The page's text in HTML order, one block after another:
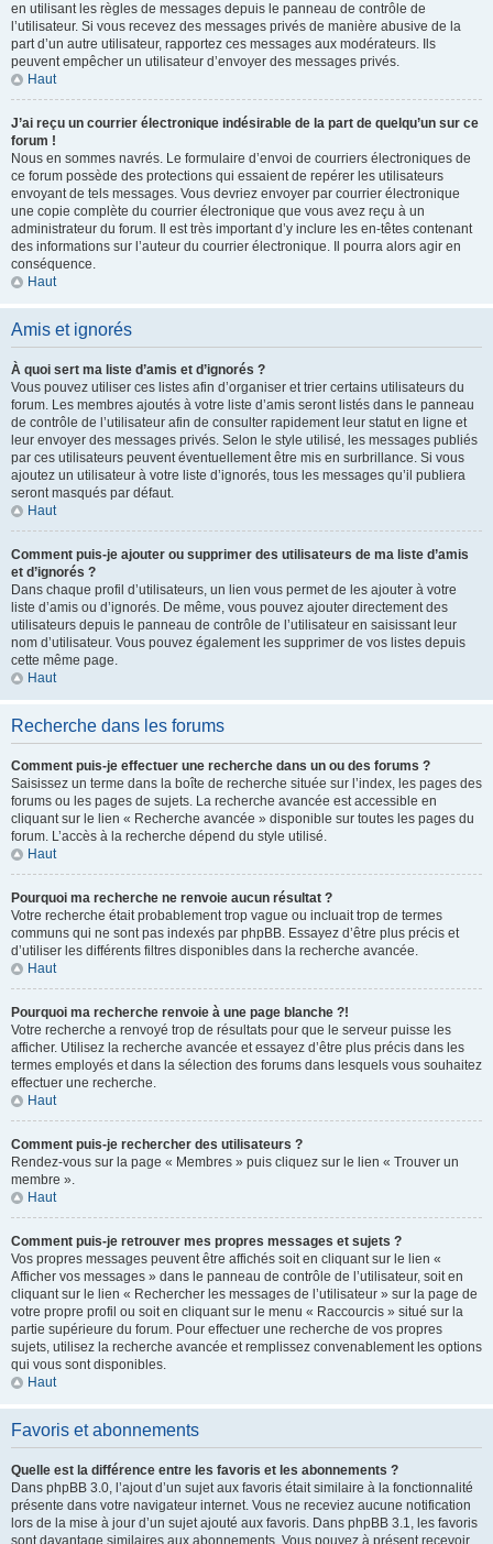
en utilisant les règles de messages depuis le panneau de contrôle de
l’utilisateur. Si vous recevez des messages privés de manière abusive de la
part d’un autre utilisateur, rapportez ces messages aux modérateurs. Ils
peuvent empêcher un utilisateur d’envoyer des messages privés.
Haut
J’ai reçu un courrier électronique indésirable de la part de quelqu’un sur ce
forum !
Nous en sommes navrés. Le formulaire d’envoi de courriers électroniques de
ce forum possède des protections qui essaient de repérer les utilisateurs
envoyant de tels messages. Vous devriez envoyer par courrier électronique
une copie complète du courrier électronique que vous avez reçu à un
administrateur du forum. Il est très important d’y inclure les en-têtes contenant
des informations sur l’auteur du courrier électronique. Il pourra alors agir en
conséquence.
Haut
Amis et ignorés
À quoi sert ma liste d’amis et d’ignorés ?
Vous pouvez utiliser ces listes afin d’organiser et trier certains utilisateurs du
forum. Les membres ajoutés à votre liste d’amis seront listés dans le panneau
de contrôle de l’utilisateur afin de consulter rapidement leur statut en ligne et
leur envoyer des messages privés. Selon le style utilisé, les messages publiés
par ces utilisateurs peuvent éventuellement être mis en surbrillance. Si vous
ajoutez un utilisateur à votre liste d’ignorés, tous les messages qu’il publiera
seront masqués par défaut.
Haut
Comment puis-je ajouter ou supprimer des utilisateurs de ma liste d’amis
et d’ignorés ?
Dans chaque profil d’utilisateurs, un lien vous permet de les ajouter à votre
liste d’amis ou d’ignorés. De même, vous pouvez ajouter directement des
utilisateurs depuis le panneau de contrôle de l’utilisateur en saisissant leur
nom d’utilisateur. Vous pouvez également les supprimer de vos listes depuis
cette même page.
Haut
Recherche dans les forums
Comment puis-je effectuer une recherche dans un ou des forums ?
Saisissez un terme dans la boîte de recherche située sur l’index, les pages des
forums ou les pages de sujets. La recherche avancée est accessible en
cliquant sur le lien « Recherche avancée » disponible sur toutes les pages du
forum. L’accès à la recherche dépend du style utilisé.
Haut
Pourquoi ma recherche ne renvoie aucun résultat ?
Votre recherche était probablement trop vague ou incluait trop de termes
communs qui ne sont pas indexés par phpBB. Essayez d’être plus précis et
d’utiliser les différents filtres disponibles dans la recherche avancée.
Haut
Pourquoi ma recherche renvoie à une page blanche ?!
Votre recherche a renvoyé trop de résultats pour que le serveur puisse les
afficher. Utilisez la recherche avancée et essayez d’être plus précis dans les
termes employés et dans la sélection des forums dans lesquels vous souhaitez
effectuer une recherche.
Haut
Comment puis-je rechercher des utilisateurs ?
Rendez-vous sur la page « Membres » puis cliquez sur le lien « Trouver un
membre ».
Haut
Comment puis-je retrouver mes propres messages et sujets ?
Vos propres messages peuvent être affichés soit en cliquant sur le lien «
Afficher vos messages » dans le panneau de contrôle de l’utilisateur, soit en
cliquant sur le lien « Rechercher les messages de l’utilisateur » sur la page de
votre propre profil ou soit en cliquant sur le menu « Raccourcis » situé sur la
partie supérieure du forum. Pour effectuer une recherche de vos propres
sujets, utilisez la recherche avancée et remplissez convenablement les options
qui vous sont disponibles.
Haut
Favoris et abonnements
Quelle est la différence entre les favoris et les abonnements ?
Dans phpBB 3.0, l’ajout d’un sujet aux favoris était similaire à la fonctionnalité
présente dans votre navigateur internet. Vous ne receviez aucune notification
lors de la mise à jour d’un sujet ajouté aux favoris. Dans phpBB 3.1, les favoris
sont davantage similaires aux abonnements. Vous pouvez à présent recevoir